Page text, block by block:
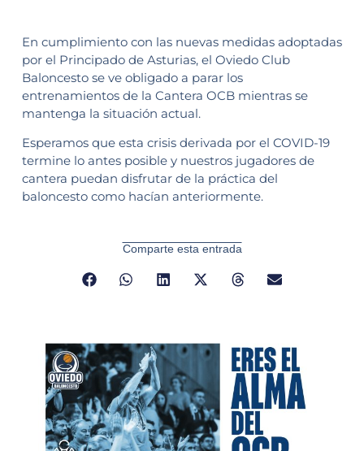
En cumplimiento con las nuevas medidas adoptadas
por el Principado de Asturias, el Oviedo Club
Baloncesto se ve obligado a parar los
entrenamientos de la Cantera OCB mientras se
mantenga la situación actual.
Esperamos que esta crisis derivada por el COVID-19
termine lo antes posible y nuestros jugadores de
cantera puedan disfrutar de la práctica del
baloncesto como hacían anteriormente.
Comparte esta entrada